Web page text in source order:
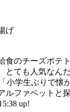
げ
食のチーズポテ
とても人気なん
小学生ぶりで懐
ルファベットと
up!